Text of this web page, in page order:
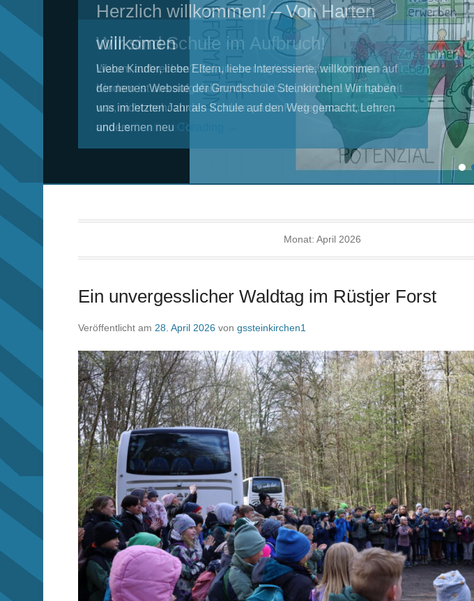
Herzlich willkommen! – Von Harten
willkomen
Liebe Kinder, liebe Eltern, liebe Interessierte, willkommen auf
der neuen Website der Grundschule Steinkirchen! Wir haben
uns im letzten Jahr als Schule auf den Weg gemacht, Lehren
und Lernen neu Continue Reading →
1 2
Monat: April 2026
Ein unvergesslicher Waldtag im Rüstjer Forst
Veröffentlicht am 28. April 2026 von gssteinkirchen1